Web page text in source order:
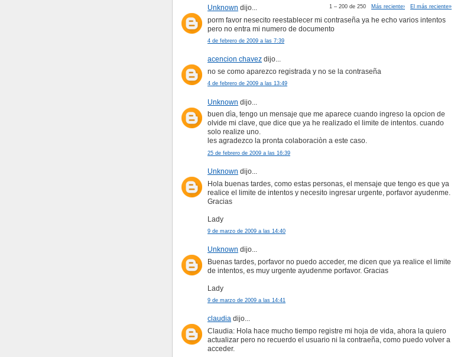
1 – 200 de 250 Más reciente› El más reciente»
Unknown dijo...
porm favor nesecito reestablecer mi contraseña ya he echo varios intentos
pero no entra mi numero de documento
4 de febrero de 2009 a las 7:39
acencion chavez dijo...
no se como aparezco registrada y no se la contraseña
4 de febrero de 2009 a las 13:49
Unknown dijo...
buen dìa, tengo un mensaje que me aparece cuando ingreso la opcion de
olvide mi clave, que dice que ya he realizado el limite de intentos. cuando
solo realize uno.
les agradezco la pronta colaboraciòn a este caso.
25 de febrero de 2009 a las 16:39
Unknown dijo...
Hola buenas tardes, como estas personas, el mensaje que tengo es que ya
realice el limite de intentos y necesito ingresar urgente, porfavor ayudenme.
Gracias
Lady
9 de marzo de 2009 a las 14:40
Unknown dijo...
Buenas tardes, porfavor no puedo acceder, me dicen que ya realice el limite
de intentos, es muy urgente ayudenme porfavor. Gracias
Lady
9 de marzo de 2009 a las 14:41
claudia dijo...
Claudia: Hola hace mucho tiempo registre mi hoja de vida, ahora la quiero
actualizar pero no recuerdo el usuario ni la contraeña, como puedo volver a
acceder.